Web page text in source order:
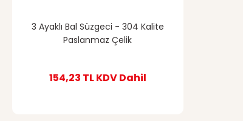
3 Ayaklı Bal Süzgeci - 304 Kalite
Paslanmaz Çelik
154,23 TLKDV Dahil